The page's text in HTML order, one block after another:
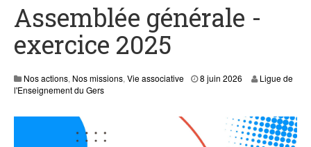
Assemblée générale -
exercice 2025
Nos actions, Nos missions, Vie associative 8 juin 2026
û
t
Ligue de
l'Enseignement du Gers